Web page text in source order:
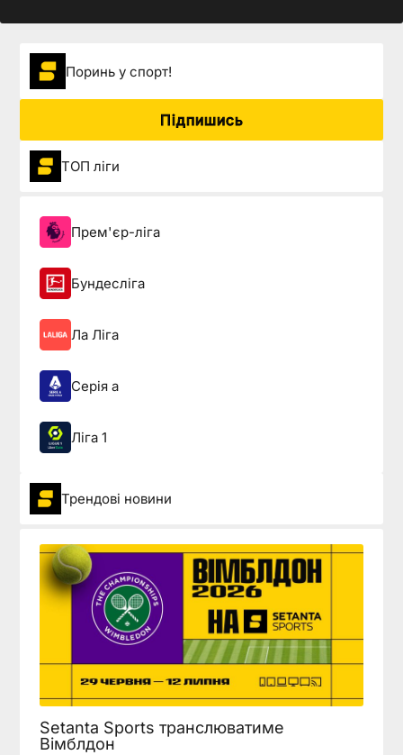
Поринь у спорт!
Підпишись
ТОП ліги
Прем'єр-ліга
Бундесліга
Ла Ліга
Серія а
Ліга 1
Трендові новини
Setanta Sports транслюватиме
Вімблдон